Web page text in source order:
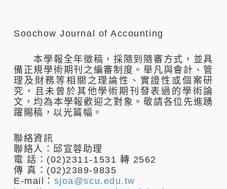
Soochow Journal of Accounting
本學報全年徵稿，採隨到隨審方式，並具
備正規學術期刊之編審制度。舉凡與會計、管
理及財務等相關之理論性、實證性或個案研
究，且未曾於其他學術期刊發表過的學術論
文，均為本學報歡迎之對象。敬請各位先進踴
躍賜稿，以光篇幅。
聯絡資訊
聯絡人：邱宣蓉助理
電 話：(02)2311-1531 轉 2562
傳 真：(02)2389-9835
E-mail： sjoa@scu.edu.tw